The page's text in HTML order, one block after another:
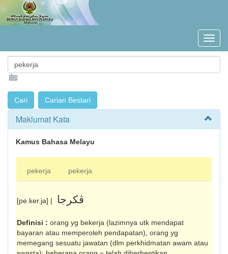
Maklumat Kata
Kamus Bahasa Melayu
pekerja pekerja
[pe.ker.ja] | ڤکرجا
Definisi : orang yg bekerja (lazimnya utk men­dapat
bayaran atau memperoleh pendapat­an), orang yg
memegang sesuatu jawatan (dlm perkhidmatan awam atau